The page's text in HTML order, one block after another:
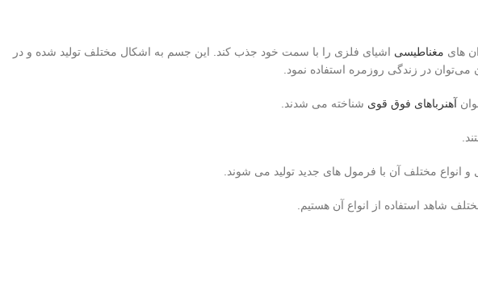
های مغناطیسی اشیای فلزی را با سمت خود جذب کند. این جسم به اشکال مختلف تولید شده و در
در زندگی روزمره استفاده نمود.
آهنرباهای فوق قوی شناخته می شدند.‌
انواع مختلف آن با فرمول های جدید تولید می شوند.
شاهد استفاده از انواع آن هستیم.